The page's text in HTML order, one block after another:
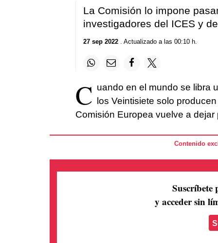
La Comisión lo impone
investigadores del ICES y
27 sep 2022. Actualizado a las 00:10 h.
C uando en el mundo se libra
los Veintisiete solo
Comisión Europea vuelve a
Contenido
Suscríbete
y acceder sin